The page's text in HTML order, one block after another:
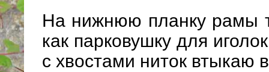
На нижнюю планку рамы
как парковушку для
с хвостами ниток втыкаю